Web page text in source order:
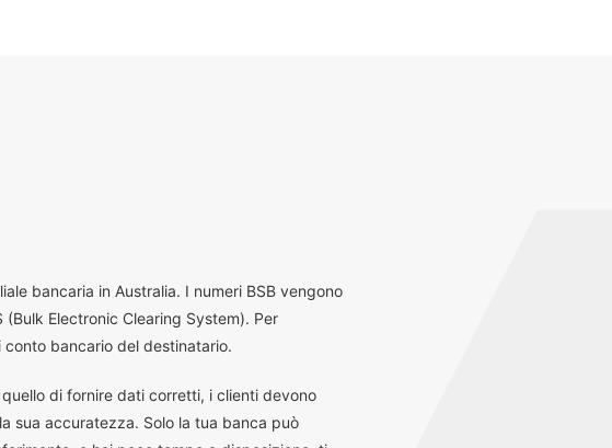
bancaria in Australia. I numeri BSB vengono
Electronic Clearing System). Per
bancario del destinatario.
di fornire dati corretti, i clienti devono
sua accuratezza. Solo la tua banca può